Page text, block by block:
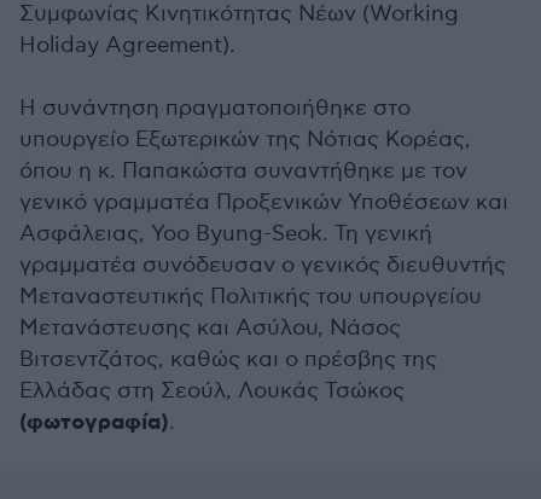
Συμφωνίας Κινητικότητας Νέων (Working
Holiday Agreement).
Η συνάντηση πραγματοποιήθηκε στο
υπουργείο Εξωτερικών της Νότιας Κορέας,
όπου η κ. Παπακώστα συναντήθηκε με τον
γενικό γραμματέα Προξενικών Υποθέσεων και
Ασφάλειας, Yoo Byung-Seok. Τη γενική
γραμματέα συνόδευσαν ο γενικός διευθυντής
Μεταναστευτικής Πολιτικής του υπουργείου
Μετανάστευσης και Ασύλου, Νάσος
Βιτσεντζάτος, καθώς και ο πρέσβης της
Ελλάδας στη Σεούλ, Λουκάς Τσώκος
(φωτογραφία).